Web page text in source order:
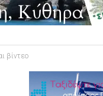
βίντεο